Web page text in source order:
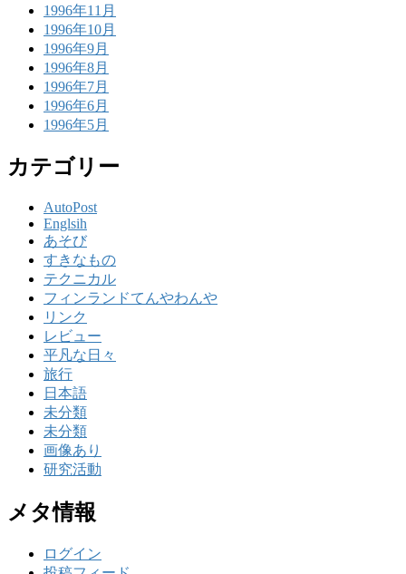
1996年11月
1996年10月
1996年9月
1996年8月
1996年7月
1996年6月
1996年5月
カテゴリー
AutoPost
Englsih
あそび
すきなもの
テクニカル
フィンランドてんやわんや
リンク
レビュー
平凡な日々
旅行
日本語
未分類
未分類
画像あり
研究活動
メタ情報
ログイン